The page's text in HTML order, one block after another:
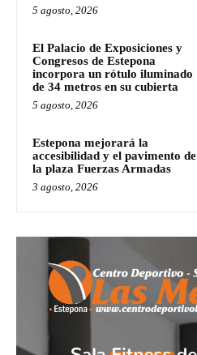
5 agosto, 2026
El Palacio de Exposiciones y
Congresos de Estepona
incorpora un rótulo iluminado
de 34 metros en su cubierta
5 agosto, 2026
Estepona mejorará la
accesibilidad y el pavimento de
la plaza Fuerzas Armadas
3 agosto, 2026